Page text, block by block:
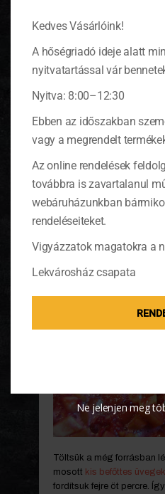
fel egy centis darabokra.
lábasba, adjuk hozzá a
összetört fahéjat és a kis
majd tegyük fel főni.
habot, ami feljön a
Töltsük a még forrásban
mosott kis befőttes
fordítsuk fejre öt percre.
Kedves Vásárlóink!
A hőségriadó ideje alatt
nyitvatartással vár
Nyitva: 8:00–12:30
Ebben az időszakban
vagy a megrendelt
Az online rendelések
továbbra is zavartalanul
webáruházunkban
rendeléseiteket.
Vigyázzatok magatokra a
Lekvárosház csapata
Ne jelenjen meg